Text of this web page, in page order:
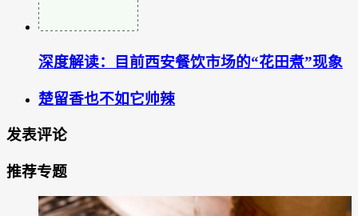
深度解读：目前西安餐饮市场的“花田煮”现象
楚留香也不如它帅辣
发表评论
推荐专题